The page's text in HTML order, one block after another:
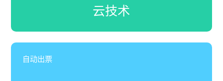
云技术
自动出票